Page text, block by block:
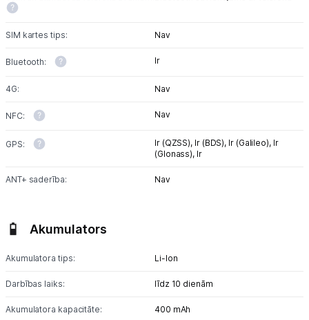
SIM kartes tips: Nav
Bluetooth: Ir
4G: Nav
NFC: Nav
GPS: Ir (QZSS), Ir (BDS), Ir (Galileo), Ir
(Glonass), Ir
ANT+ saderība: Nav
Akumulators
Akumulatora tips: Li-lon
Darbības laiks: līdz 10 dienām
Akumulatora kapacitāte: 400 mAh